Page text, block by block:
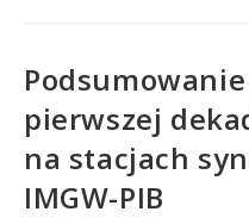
pierwszej
na stacjach
IMGW-PIB